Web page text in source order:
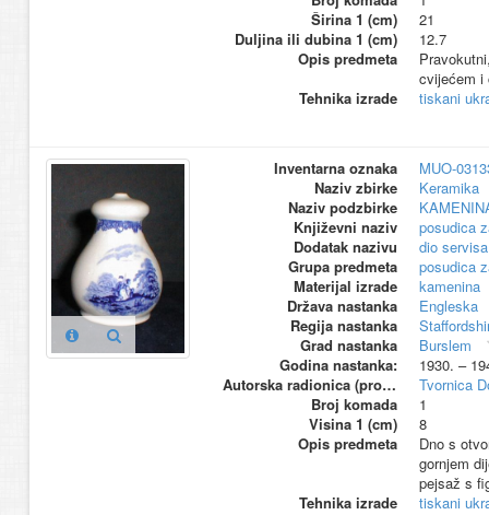
Širina 1 (cm)
21
Duljina ili dubina 1 (cm)
12.7
Opis predmeta
cvijećem i
Tehnika izrade
tiskani
Inventarna oznaka
MUO-
Naziv zbirke
Keramika
Naziv podzbirke
Književni naziv
posudica
Dodatak nazivu
dio
Grupa predmeta
posudica
Materijal izrade
kamenina
Država nastanka
Engleska
Regija nastanka
Grad nastanka
Burslem
Godina nastanka:
1930. –
Autorska radionica (proizvođač)
Tvornica
Broj komada
1
Visina 1 (cm)
8
Opis predmeta
Dno s
gornjem
pejsaž s
Tehnika izrade
tiskani